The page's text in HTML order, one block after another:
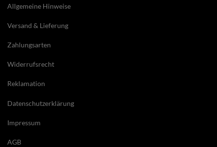
Allgemeine Hinweise
Versand & Lieferung
Zahlungsarten
Widerrufsrecht
Reklamation
Datenschutzerklärung
Impressum
AGB